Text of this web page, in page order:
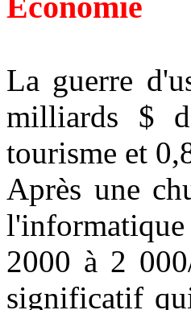
La guerre
milliards $
tourisme et
Après une
2000 à 2
significatif